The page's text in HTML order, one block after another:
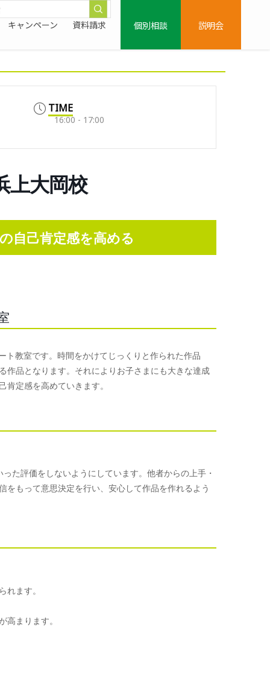
キャンペーン 資料請求
個別相談
説明会
TIME
16:00 - 17:00
上大岡校
自己肯定感を高める
ト教室です。時間をかけてじっくりと作られた作品
作品となります。それによりお子さまにも大きな達成
定感を高めていきます。
た評価をしないようにしています。他者からの上手・
もって意思決定を行い、安心して作品を作れるよう
ます。
まります。